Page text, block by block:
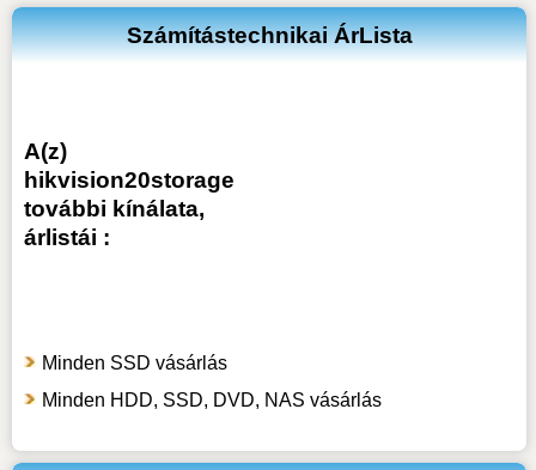
Számítástechnikai ÁrLista
A(z)
hikvision20storage
további kínálata,
árlistái :
Minden SSD vásárlás
Minden HDD, SSD, DVD, NAS vásárlás